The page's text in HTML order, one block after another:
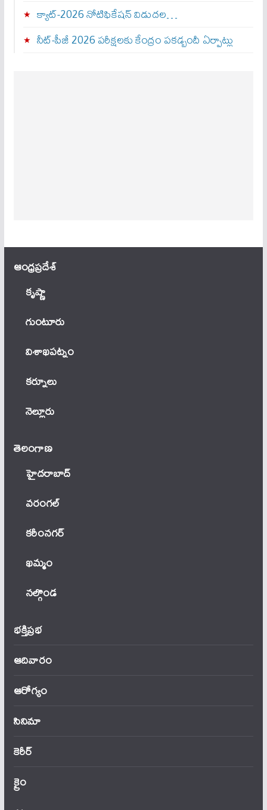
క్యాట్-2026 నోటిఫికేషన్ విడుదల…
నీట్-పీజీ 2026 పరీక్షలకు కేంద్రం పకడ్బందీ ఏర్పాట్లు
ఆంధ్ర‌ప్ర‌దేశ్
కృష్ణా
గుంటూరు
విశాఖపట్నం
కర్నూలు
నెల్లూరు
తెలంగాణ‌
హైదరాబాద్
వ‌రంగ‌ల్
కరీంనగర్
ఖ‌మ్మం
నల్గొండ
భక్తిప్రభ
ఆదివారం
ఆరోగ్యం
సినిమా
కెరీర్
క్రైం